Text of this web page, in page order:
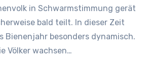
in Schwarmstimmung gerät
bald teilt. In dieser Zeit
Bienenjahr besonders dynamisch.
Völker wachsen…